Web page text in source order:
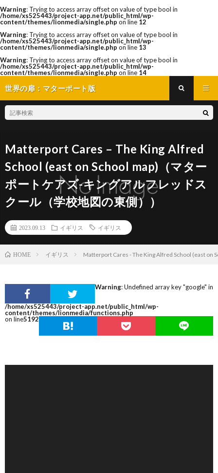
Warning: Trying to access array offset on value of type bool in
/home/xs525443/project-app.net/public_html/wp-
content/themes/lionmedia/single.php on line 12
Warning: Trying to access array offset on value of type bool in
/home/xs525443/project-app.net/public_html/wp-
content/themes/lionmedia/single.php on line 13
Warning: Trying to access array offset on value of type bool in
/home/xs525443/project-app.net/public_html/wp-
content/themes/lionmedia/single.php on line 14
世界の扉：マターポート版
Matterport Cares – The King Alfred
School (east on School map)（マター
ポートケアズ-キングアルフレッドス
クール（学校地図の東側））
2023.09.13 イギリス イギリス
HOME イギリス Matterport Cares - The King Alfred School (east on
Warning: Undefined array key "google" in
/home/xs525443/project-app.net/public_html/wp-
content/themes/lionmedia/functions.php
on line5192